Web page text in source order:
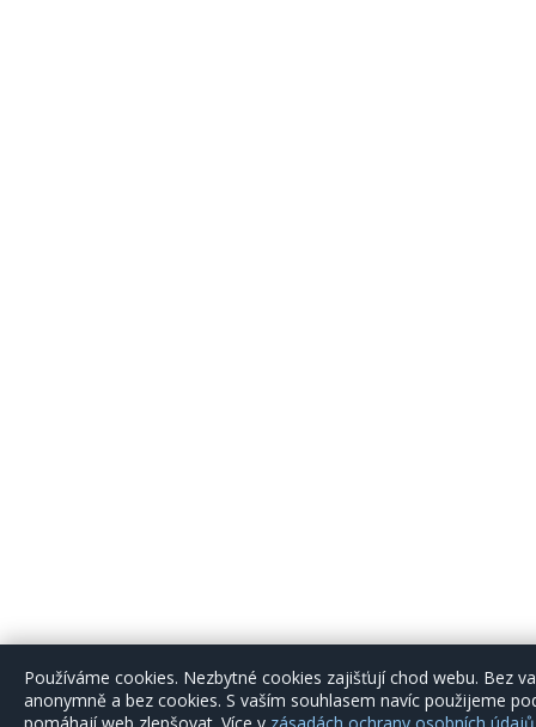
Používáme cookies. Nezbytné cookies zajišťují chod webu. Bez
anonymně a bez cookies. S vaším souhlasem navíc použijeme